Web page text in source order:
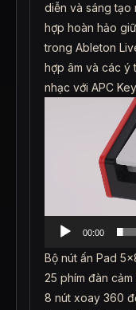
diễn và sáng tạo
hợp hoàn hảo
trong Ableton
hợp âm và các ý
nhạc với APC
00:00
Bộ nút ấn Pad
25 phím đàn cảm
8 nút xoay 360